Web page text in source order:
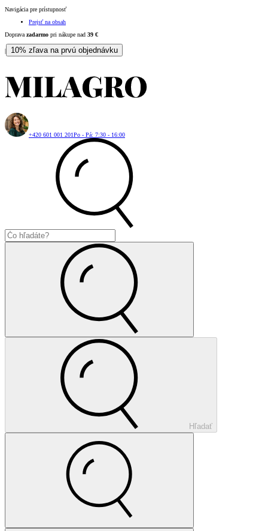
Navigácia pre prístupnosť
Prejsť na obsah
Doprava zadarmo pri nákupe nad 39 €
| 10% zľava na prvú objednávku
+420 601 001 201Po - Pá: 7:30 - 16:00
Hľadať